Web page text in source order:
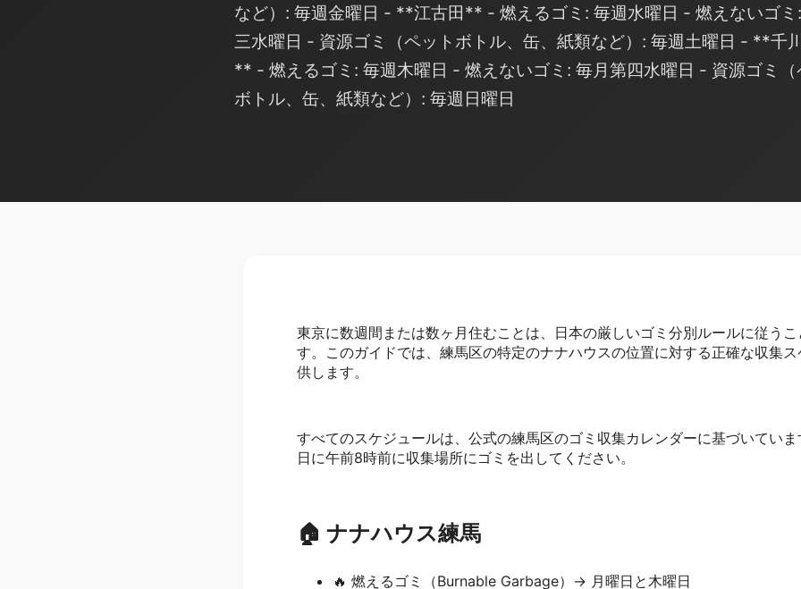
など）: 毎週金曜日 - **江古田** - 燃えるゴミ: 毎週水曜日 - 燃えないゴミ
三水曜日 - 資源ゴミ（ペットボトル、缶、紙類など）: 毎週土曜日 - **千
** - 燃えるゴミ: 毎週木曜日 - 燃えないゴミ: 毎月第四水曜日 - 資源ゴミ（
ボトル、缶、紙類など）: 毎週日曜日
東京に数週間または数ヶ月住むことは、日本の厳しいゴミ分別ルールに従う
す。このガイドでは、練馬区の特定のナナハウスの位置に対する正確な収集
供します。
すべてのスケジュールは、公式の練馬区のゴミ収集カレンダーに基づいてい
日に午前8時前に収集場所にゴミを出してください。
🏠 ナナハウス練馬
🔥 燃えるゴミ（Burnable Garbage）→ 月曜日と木曜日